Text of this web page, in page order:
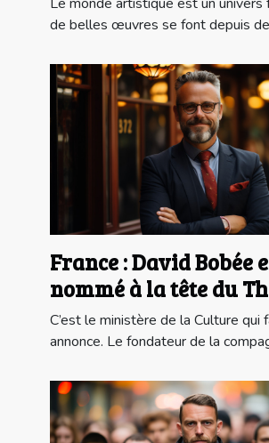
de belles œuvres se font depuis de
France : David Bobée
nommé à la tête du
C’est le ministère de la Culture qui
annonce. Le fondateur de la